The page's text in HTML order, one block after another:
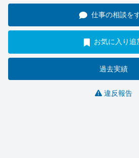
仕事の相談を
お気に入り追
過去実績
違反報告